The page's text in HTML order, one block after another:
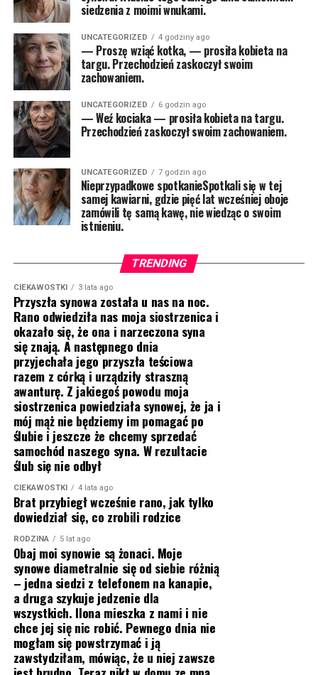
siedzenia z moimi wnukami.
UNCATEGORIZED 4 godziny ago
— Proszę wziąć kotka, — prosiła kobieta na
targu. Przechodzień zaskoczył swoim
zachowaniem.
UNCATEGORIZED 6 godzin ago
— Weź kociaka — prosiła kobieta na targu.
Przechodzień zaskoczył swoim zachowaniem.
UNCATEGORIZED 7 godzin ago
Nieprzypadkowe spotkanieSpotkali się w tej
samej kawiarni, gdzie pięć lat wcześniej oboje
zamówili tę samą kawę, nie wiedząc o swoim
istnieniu.
TRENDING
CIEKAWOSTKI 3 lata ago
Przyszła synowa została u nas na noc.
Rano odwiedziła nas moja siostrzenica i
okazało się, że ona i narzeczona syna
się znają. A następnego dnia
przyjechała jego przyszła teściowa
razem z córką i urządziły straszną
awanturę. Z jakiegoś powodu moja
siostrzenica powiedziała synowej, że ja i
mój mąż nie będziemy im pomagać po
ślubie i jeszcze że chcemy sprzedać
samochód naszego syna. W rezultacie
ślub się nie odbył
CIEKAWOSTKI 4 lata ago
Brat przybiegł wcześnie rano, jak tylko
dowiedział się, co zrobili rodzice
RODZINA 5 lat ago
Obaj moi synowie są żonaci. Moje
synowe diametralnie się od siebie różnią
– jedna siedzi z telefonem na kanapie,
a druga szykuje jedzenie dla
wszystkich. Ilona mieszka z nami i nie
chce jej się nic robić. Pewnego dnia nie
mogłam się powstrzymać i ją
zawstydziłam, mówiąc, że u niej zawsze